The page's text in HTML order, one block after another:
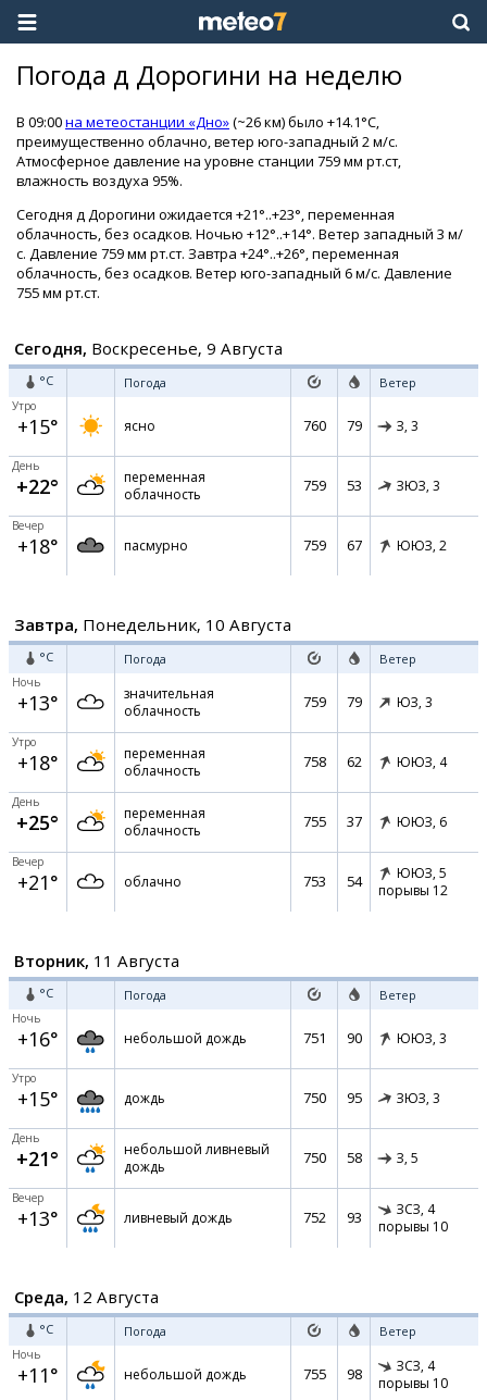
Погода д Дорогини на неделю
В 09:00на метеостанции «Дно»(~26 км) было +14.1°C,
преимущественно облачно, ветер юго-западный 2 м/с.
Атмосферное давление на уровне станции 759 мм рт.ст,
влажность воздуха 95%.
Сегодня д Дорогини ожидается +21°..+23°, переменная
облачность, без осадков. Ночью +12°..+14°. Ветер западный 3 м/
с. Давление 759 мм рт.ст. Завтра +24°..+26°, переменная
облачность, без осадков. Ветер юго-западный 6 м/с. Давление
755 мм рт.ст.
Сегодня, Воскресенье, 9 Августа
°C Погода Ветер
Утро
+15° ясно 760 79 З, 3
День
+22°
переменная
облачность
759 53 ЗЮЗ, 3
Вечер
+18° пасмурно 759 67 ЮЮЗ, 2
Завтра, Понедельник, 10 Августа
°C Погода Ветер
Ночь
+13°
значительная
облачность
759 79 ЮЗ, 3
Утро
+18°
переменная
облачность
758 62 ЮЮЗ, 4
День
+25°
переменная
облачность
755 37 ЮЮЗ, 6
Вечер
+21° облачно 753 54 ЮЮЗ, 5
порывы 12
Вторник, 11 Августа
°C Погода Ветер
Ночь
+16° небольшой дождь 751 90 ЮЮЗ, 3
Утро
+15° дождь 750 95 ЗЮЗ, 3
День
+21°
небольшой ливневый
дождь
750 58 З, 5
Вечер
+13° ливневый дождь 752 93 ЗСЗ, 4
порывы 10
Среда, 12 Августа
°C Погода Ветер
Ночь
+11° небольшой дождь 755 98 ЗСЗ, 4
порывы 10